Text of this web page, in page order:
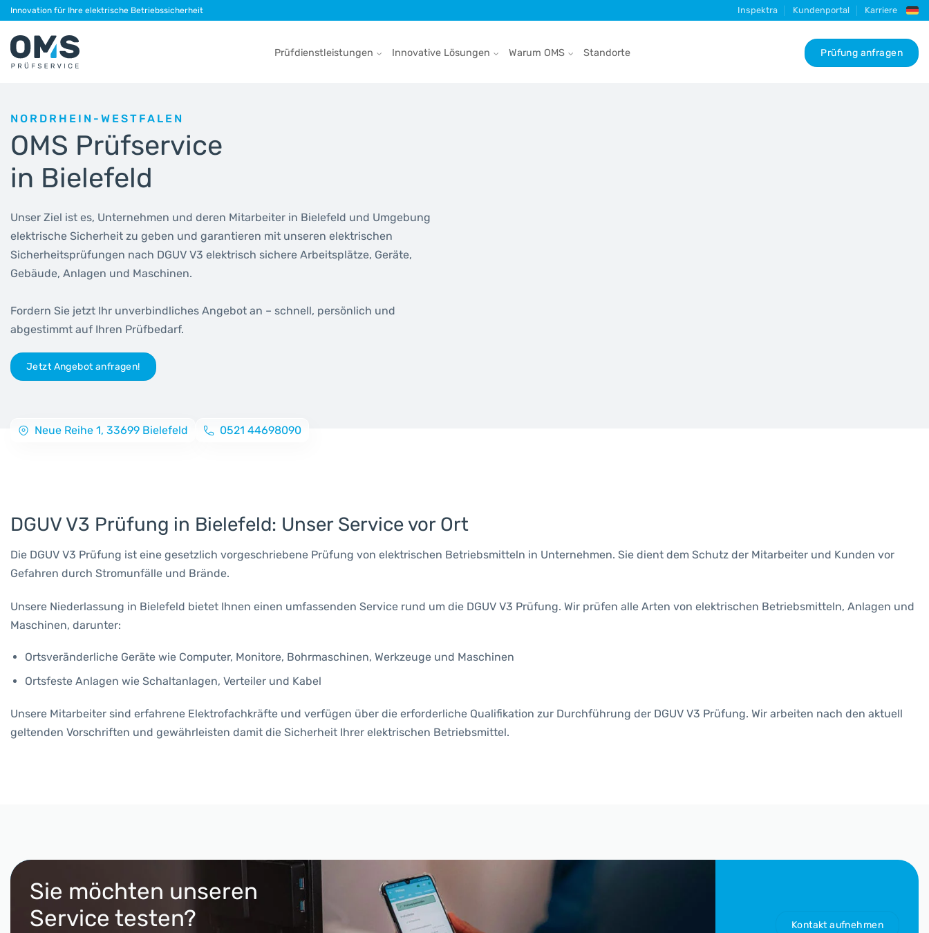
Zum
springen
Innovation für Ihre elektrische Betriebssicherheit Inspektra Kundenportal Karriere
Prüfdienstleistungen Innovative Lösungen Warum OMS Standorte Prüfung anfragen
NORDRHEIN-WESTFALEN
OMS Prüfservice
in Bielefeld
Unser Ziel ist es, Unternehmen und deren Mitarbeiter in Bielefeld und Umgebung
elektrische Sicherheit zu geben und garantieren mit unseren elektrischen
Sicherheitsprüfungen nach DGUV V3 elektrisch sichere Arbeitsplätze, Geräte,
Gebäude, Anlagen und Maschinen.
Fordern Sie jetzt Ihr unverbindliches Angebot an – schnell, persönlich und
abgestimmt auf Ihren Prüfbedarf.
Jetzt Angebot anfragen!
Neue Reihe 1, 33699 Bielefeld 0521 44698090
DGUV V3 Prüfung in Bielefeld: Unser Service vor Ort
Die DGUV V3 Prüfung ist eine gesetzlich vorgeschriebene Prüfung von elektrischen Betriebsmitteln in Unternehmen. Sie dient dem Schutz der Mitarbeiter und Kunden vor
Gefahren durch Stromunfälle und Brände.
Unsere Niederlassung in Bielefeld bietet Ihnen einen umfassenden Service rund um die DGUV V3 Prüfung. Wir prüfen alle Arten von elektrischen Betriebsmitteln, Anlagen und
Maschinen, darunter:
Ortsveränderliche Geräte wie Computer, Monitore, Bohrmaschinen, Werkzeuge und Maschinen
Ortsfeste Anlagen wie Schaltanlagen, Verteiler und Kabel
Unsere Mitarbeiter sind erfahrene Elektrofachkräfte und verfügen über die erforderliche Qualifikation zur Durchführung der DGUV V3 Prüfung. Wir arbeiten nach den aktuell
geltenden Vorschriften und gewährleisten damit die Sicherheit Ihrer elektrischen Betriebsmittel.
Sie möchten unseren
Service testen?
Kontakt aufnehmen